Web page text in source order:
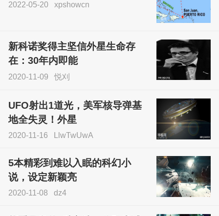
sskfn
2022-05-20 xpshowcn
新科诺奖得主坚信外星生命存
在：30年内即能
2020-11-09 悦刈
UFO射出1道光，美军核导弹基
地全失灵！外星
2020-11-16 LlwTwUwA
5本精彩到难以入眠的科幻小
说，设定新颖亮
2020-11-08 dz4